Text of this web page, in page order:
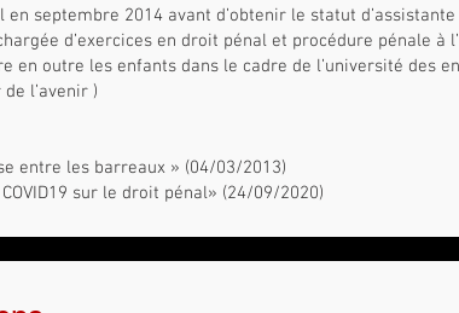
septembre 2014 avant d’obtenir le statut d’assistante
d’exercices en droit pénal et procédure pénale à
en outre les enfants dans le cadre de l’université des
l’avenir )
entre les barreaux » (04/03/2013)
sur le droit pénal» (24/09/2020)